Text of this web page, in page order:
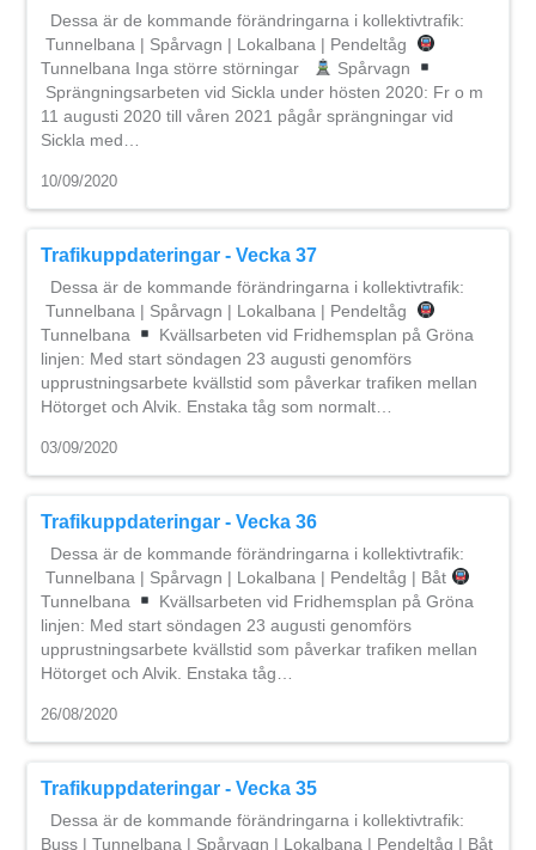
Dessa är de kommande förändringarna i kollektivtrafik:
Tunnelbana | Spårvagn | Lokalbana | Pendeltåg
Tunnelbana Inga större störningar
Spårvagn
Sprängningsarbeten vid Sickla under hösten 2020: Fr o m
11 augusti 2020 till våren 2021 pågår sprängningar vid
Sickla med…
10/09/2020
Trafikuppdateringar - Vecka 37
Dessa är de kommande förändringarna i kollektivtrafik:
Tunnelbana | Spårvagn | Lokalbana | Pendeltåg
Tunnelbana
Kvällsarbeten vid Fridhemsplan på Gröna
linjen: Med start söndagen 23 augusti genomförs
upprustningsarbete kvällstid som påverkar trafiken mellan
Hötorget och Alvik. Enstaka tåg som normalt…
03/09/2020
Trafikuppdateringar - Vecka 36
Dessa är de kommande förändringarna i kollektivtrafik:
Tunnelbana | Spårvagn | Lokalbana | Pendeltåg | Båt
Tunnelbana
Kvällsarbeten vid Fridhemsplan på Gröna
linjen: Med start söndagen 23 augusti genomförs
upprustningsarbete kvällstid som påverkar trafiken mellan
Hötorget och Alvik. Enstaka tåg…
26/08/2020
Trafikuppdateringar - Vecka 35
Dessa är de kommande förändringarna i kollektivtrafik:
Buss | Tunnelbana | Spårvagn | Lokalbana | Pendeltåg | Båt